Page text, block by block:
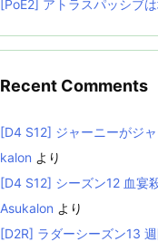
[PoE2] アトラスパッシブ
Recent Comments
[D4 S12] ジャーニーがジ
kalon より
[D4 S12] シーズン12 血宴
Asukalon より
[D2R] ラダーシーズン13